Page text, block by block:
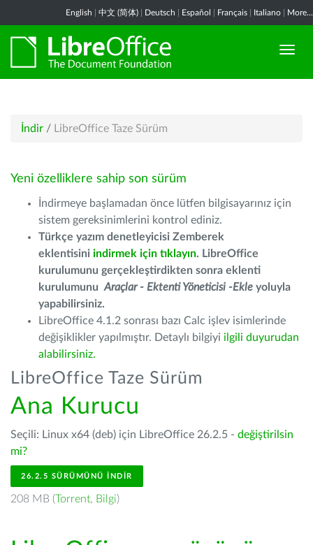
English 中文 (简体) Deutsch Español Français Italiano More...
İndir / LibreOffice Taze Sürüm
Yeni özelliklere sahip son sürüm
İndirmeye başlamadan önce lütfen bilgisayarınız için
sistem gereksinimlerini kontrol ediniz.
Türkçe yazım denetleyicisi Zemberek
eklentisini indirmek için tıklayın. LibreOffice
kurulumunu gerçekleştirdikten sonra eklenti
kurulumunu Araçlar - Ektenti Yöneticisi -Ekle yoluyla
yapabilirsiniz.
LibreOffice 4.1.2 sonrası bazı Calc işlev isimlerinde
değişiklikler yapılmıştır. Detaylı bilgiyi ilgili duyurudan
alabilirsiniz.
LibreOffice Taze Sürüm
Ana Kurucu
Seçili: Linux x64 (deb) için LibreOffice 26.2.5 - değiştirilsin
mi?
26.2.5 SÜRÜMÜNÜ İNDIR
208 MB (Torrent, Bilgi)